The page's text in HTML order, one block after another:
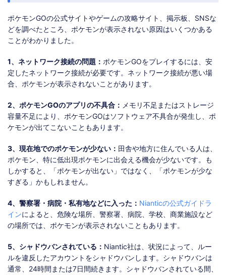
ポケモンGOの公式サイトやゲームの攻略サイト、掲示板、SNSな
どを調べたところ、ポケモンが表示されない原因はいくつかある
ことがわかりました。
1、ネットワーク接続の問題： ポケモンGOをプレイするには、安
定したネットワーク接続が必要です。ネットワーク接続が悪い場
合、ポケモンが表示されないことがあります。
2、ポケモンGOのアプリの不具合： メモリ不足またはストレージ
容量不足により、ポケモンGOはソフトウェア不具合が発生し、ポ
ケモンが出てこないこともあります。
3、現在地でのポケモンが少ない： 田舎や地方に住んでいる人は、
ポケモン、特に低出現ポケモンに出会える機会が少ないです。も
しかすると、「ポケモンが出ない」ではなく、「ポケモンが少な
すぎる」かもしれません。
4、警察署・病院・私有地などに入った： Nianticの公式ガイドラ
インによると、危険な場所、警察署、病院、学校、商業施設など
の場所では、ポケモンが表示されないこともあります。
5、シャドウバンされている： Niantic社は、状況によって、ルー
ルを違反したアカウントをシャドウバンします。シャドウバンは
通常、24時間または7日間続きます。シャドウバンされている間、